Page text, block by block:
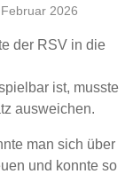
2026
der RSV in die
ist, musste
ausweichen.
man sich über
und konnte so